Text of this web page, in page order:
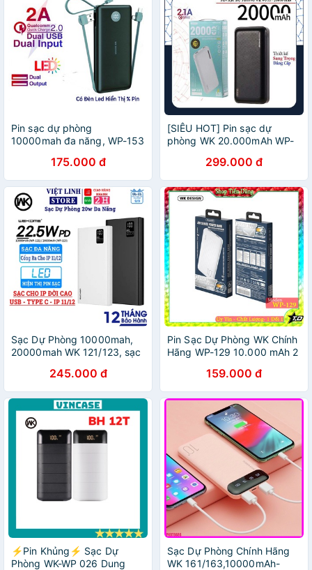
Pin sạc dự phòng
10000mah đa năng, WP-153
pin - Việt Linh Store
175.000 đ
[SIÊU HOT] Pin sạc dự
phòng WK 20.000mAh WP-
299.000 đ
Sạc Dự Phòng 10000mah,
20000mah WK 121/123, sạc
Linh Strore245.000 đ
Pin Sạc Dự Phòng WK Chính
Hãng WP-129 10.000 mAh 2
WP129 chính hãng
159.000 đ
⚡Pin Khủng⚡ Sạc Dự
Phòng WK-WP 026 Dung
Sạc Dự Phòng Chính Hãng
WK 161/163,10000mAh-